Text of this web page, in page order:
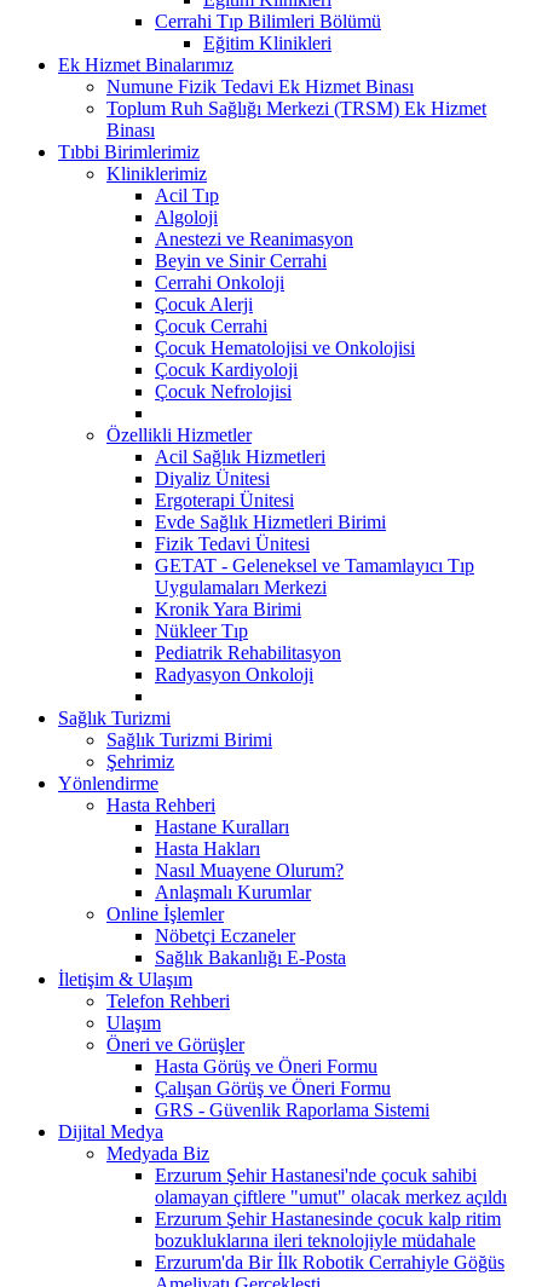
Cerrahi Tıp Bilimleri Bölümü
Eğitim Klinikleri
Ek Hizmet Binalarımız
Numune Fizik Tedavi Ek Hizmet Binası
Toplum Ruh Sağlığı Merkezi (TRSM) Ek Hizmet
Binası
Tıbbi Birimlerimiz
Kliniklerimiz
Acil Tıp
Algoloji
Anestezi ve Reanimasyon
Beyin ve Sinir Cerrahi
Cerrahi Onkoloji
Çocuk Alerji
Çocuk Cerrahi
Çocuk Hematolojisi ve Onkolojisi
Çocuk Kardiyoloji
Çocuk Nefrolojisi
Özellikli Hizmetler
Acil Sağlık Hizmetleri
Diyaliz Ünitesi
Ergoterapi Ünitesi
Evde Sağlık Hizmetleri Birimi
Fizik Tedavi Ünitesi
GETAT - Geleneksel ve Tamamlayıcı Tıp
Uygulamaları Merkezi
Kronik Yara Birimi
Nükleer Tıp
Pediatrik Rehabilitasyon
Radyasyon Onkoloji
Sağlık Turizmi
Sağlık Turizmi Birimi
Şehrimiz
Yönlendirme
Hasta Rehberi
Hastane Kuralları
Hasta Hakları
Nasıl Muayene Olurum?
Anlaşmalı Kurumlar
Online İşlemler
Nöbetçi Eczaneler
Sağlık Bakanlığı E-Posta
İletişim & Ulaşım
Telefon Rehberi
Ulaşım
Öneri ve Görüşler
Hasta Görüş ve Öneri Formu
Çalışan Görüş ve Öneri Formu
GRS - Güvenlik Raporlama Sistemi
Dijital Medya
Medyada Biz
Erzurum Şehir Hastanesi'nde çocuk sahibi
olamayan çiftlere "umut" olacak merkez açıldı
Erzurum Şehir Hastanesinde çocuk kalp ritim
bozukluklarına ileri teknolojiyle müdahale
Erzurum'da Bir İlk Robotik Cerrahiyle Göğüs